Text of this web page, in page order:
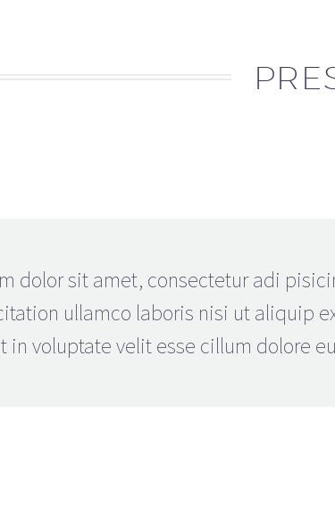
dolor sit amet, consectetur adi
ullamco laboris nisi ut aliquip
in voluptate velit esse cillum dolore